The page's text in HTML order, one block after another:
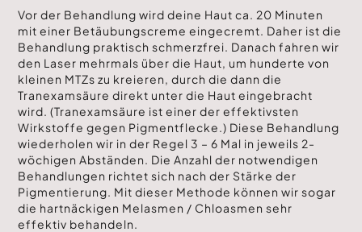
Vor der Behandlung wird deine Haut ca. 20 Minuten
mit einer Betäubungscreme eingecremt. Daher ist die
Behandlung praktisch schmerzfrei. Danach fahren wir
den Laser mehrmals über die Haut, um hunderte von
kleinen MTZs zu kreieren, durch die dann die
Tranexamsäure direkt unter die Haut eingebracht
wird. (Tranexamsäure ist einer der effektivsten
Wirkstoffe gegen Pigmentflecke.) Diese Behandlung
wiederholen wir in der Regel 3 – 6 Mal in jeweils 2-
wöchigen Abständen. Die Anzahl der notwendigen
Behandlungen richtet sich nach der Stärke der
Pigmentierung. Mit dieser Methode können wir sogar
die hartnäckigen Melasmen / Chloasmen sehr
effektiv behandeln.